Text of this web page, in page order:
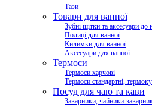
Тази
Товари для ванної
Зубні щітки та аксесуари до
Полиці для ванної
Килимки для ванної
Аксесуари для ванної
Термоси
Термоси харчові
Термоси стандартні,
Посуд для чаю та кави
Заварники, чайники-